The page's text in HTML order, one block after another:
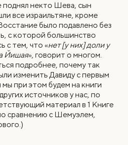
некто Шева, сын
все израильтяне, кроме
было подавлено без
с которой большинство
с тем, что «нет [у них] доли у
Йишая», говорит о многом.
подробнее, почему так
изменить Давиду с первым
при этом будем на книги
источников у нас, по
материал в 1 Книге
сравнению с Шемуэлем,